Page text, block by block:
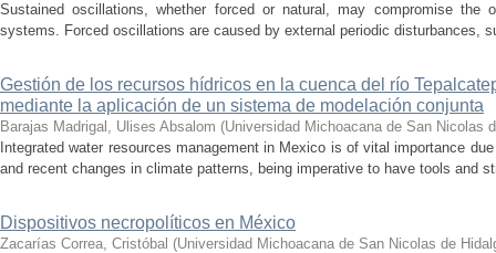
Sustained oscillations, whether forced or natural, may compromise the
systems. Forced oscillations are caused by external periodic disturbances,
Gestión de los recursos hídricos en la cuenca del río
mediante la aplicación de un sistema de modelación conjunta
Barajas Madrigal, Ulises Absalom (Universidad Michoacana de San Nicolas
Integrated water resources management in Mexico is of vital importance
and recent changes in climate patterns, being imperative to have tools and
Dispositivos necropolíticos en México
Zacarías Correa, Cristóbal (Universidad Michoacana de San Nicolas de